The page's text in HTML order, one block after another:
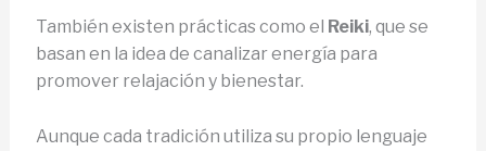
También existen prácticas como el Reiki, que se
basan en la idea de canalizar energía para
promover relajación y bienestar.
Aunque cada tradición utiliza su propio lenguaje